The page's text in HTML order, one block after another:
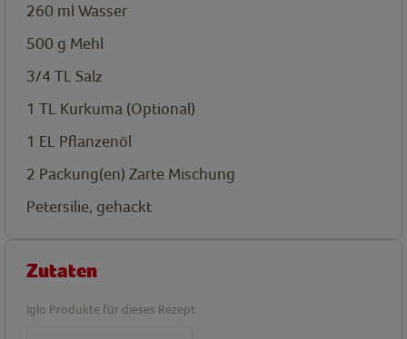
260 ml Wasser
500 g Mehl
3/4 TL Salz
1 TL Kurkuma (Optional)
1 EL Pflanzenöl
2 Packung(en) Zarte Mischung
Petersilie, gehackt
Zutaten
Iglo Produkte für dieses Rezept